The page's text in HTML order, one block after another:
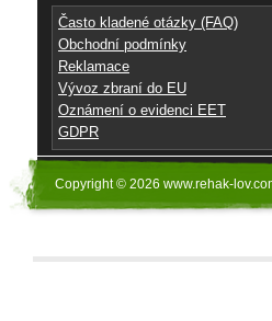
Často kladené otázky (FAQ)
Obchodní podmínky
Reklamace
Vývoz zbraní do EU
Oznámení o evidenci EET
GDPR
Copyright © 2026 www.rehak-